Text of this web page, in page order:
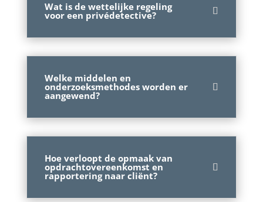
Wat is de wettelijke regeling
voor een privédetective?
Welke middelen en
onderzoeksmethodes worden er
aangewend?
Hoe verloopt de opmaak van
opdrachtovereenkomst en
rapportering naar cliënt?